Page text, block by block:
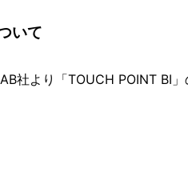
いて
社より「TOUCH POINT BI